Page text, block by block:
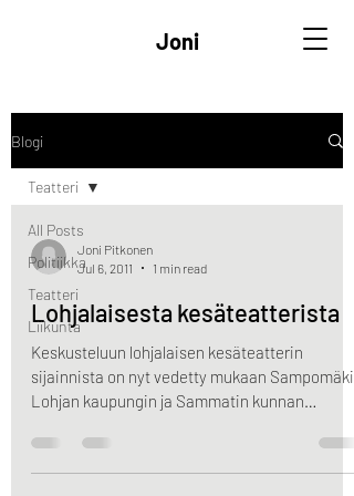
Joni
Blogi
All Posts
Politiikka
Teatteri
Liikunta
Teatteri
Joni Pitkonen
Jul 6, 2011
1 min read
Lohjalaisesta kesäteatterista
Keskusteluun lohjalaisen kesäteatterin
sijainnista on nyt vedetty mukaan Sampomäki.
Lohjan kaupungin ja Sammatin kunnan